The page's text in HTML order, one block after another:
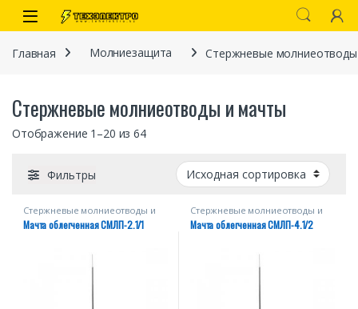
Перейти к навигации
перейти к содержанию
Open
Главная Молниезащита Стержневые
Стержневые молниеотводы и мачты
Отображение 1–20 из 64
Фильтры
Стержневые молниеотводы и
мачты
Мачта облегченная СМЛП-2.1/1
Стержневые молниеотводы и
мачты
Мачта облегченная СМЛП-4.1/2